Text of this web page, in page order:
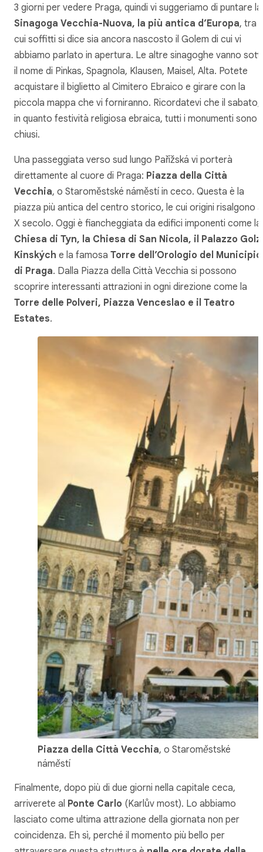
3 giorni per vedere Praga, quindi vi suggeriamo di puntare la
Sinagoga Vecchia-Nuova, la più antica d’Europa, tra i
cui soffitti si dice sia ancora nascosto il Golem di cui vi
abbiamo parlato in apertura. Le altre sinagoghe vanno
il nome di Pinkas, Spagnola, Klausen, Maisel, Alta. Potete
acquistare il biglietto al Cimitero Ebraico e girare con la
piccola mappa che vi forniranno. Ricordatevi che il sabato,
in quanto festività religiosa ebraica, tutti i monumenti sono
chiusi.
Una passeggiata verso sud lungo Pařížská vi porterà
direttamente al cuore di Praga: Piazza della Città
Vecchia, o Staroměstské náměstí in ceco. Questa è la
piazza più antica del centro storico, le cui origini risalgono
X secolo. Oggi è fiancheggiata da edifici imponenti come la
Chiesa di Tyn, la Chiesa di San Nicola, il Palazzo
Kinských e la famosa Torre dell’Orologio del Municipio
di Praga. Dalla Piazza della Città Vecchia si possono
scoprire interessanti attrazioni in ogni direzione come la
Torre delle Polveri, Piazza Venceslao e il Teatro
Estates.
Piazza della Città Vecchia, o Staroměstské
náměstí
Finalmente, dopo più di due giorni nella capitale ceca,
arriverete al Ponte Carlo (Karlův most). Lo abbiamo
lasciato come ultima attrazione della giornata non per
coincidenza. Eh sì, perché il momento più bello per